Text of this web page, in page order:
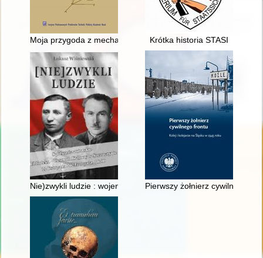
Moja przygoda z mechaniką : z Podlasia do Instytutu Polskiej
Krótka historia STASI
Nie)zwykli ludzie : wojenne losy kawalerzysty Józefa
Pierwszy żołnierz cywilnego